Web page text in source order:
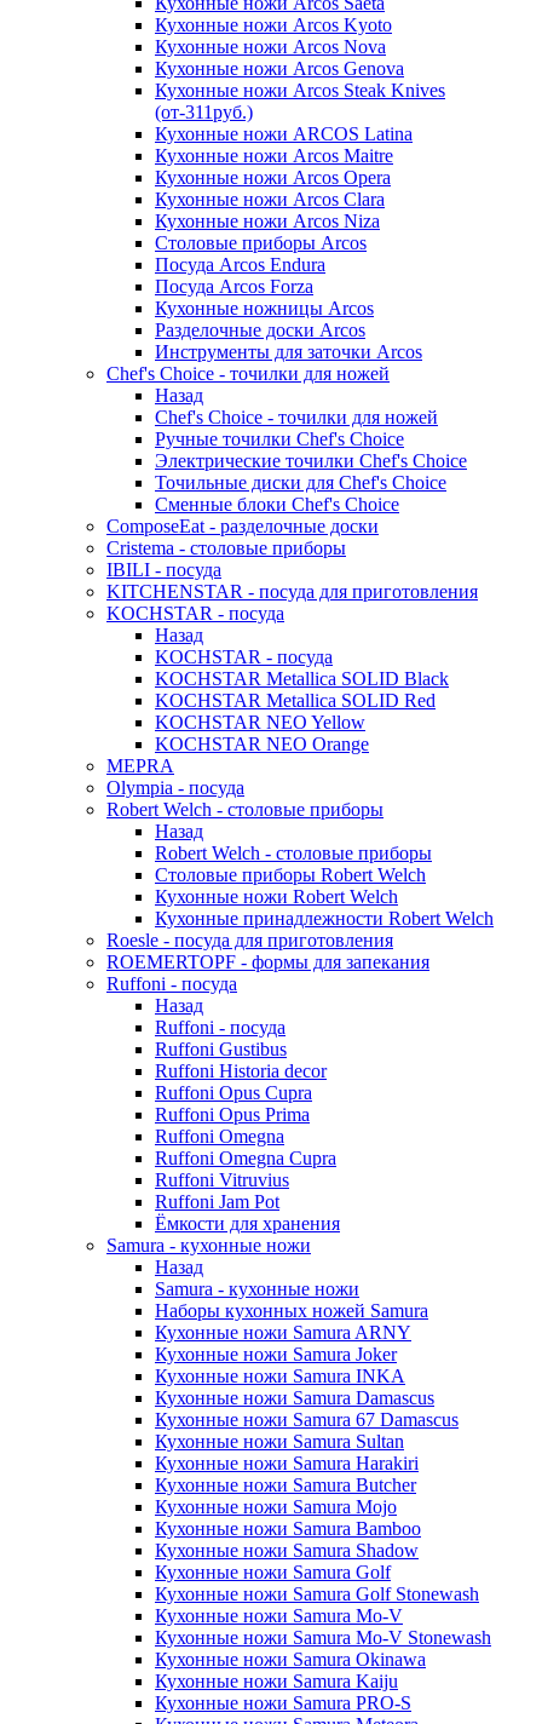
Кухонные ножи Arcos Kyoto
Кухонные ножи Arcos Nova
Кухонные ножи Arcos Genova
Кухонные ножи Arcos Steak Knives
(от-311руб.)
Кухонные ножи ARCOS Latina
Кухонные ножи Arcos Maitre
Кухонные ножи Arcos Opera
Кухонные ножи Arcos Clara
Кухонные ножи Arcos Niza
Столовые приборы Arcos
Посуда Arcos Endura
Посуда Arcos Forza
Кухонные ножницы Arcos
Разделочные доски Arcos
Инструменты для заточки Arcos
Chef's Choice - точилки для ножей
Назад
Chef's Choice - точилки для ножей
Ручные точилки Chef's Choice
Электрические точилки Chef's Choice
Точильные диски для Chef's Choice
Сменные блоки Chef's Choice
ComposeEat - разделочные доски
Cristema - столовые приборы
IBILI - посуда
KITCHENSTAR - посуда для приготовления
KOCHSTAR - посуда
Назад
KOCHSTAR - посуда
KOCHSTAR Metallica SOLID Black
KOCHSTAR Metallica SOLID Red
KOCHSTAR NEO Yellow
KOCHSTAR NEO Orange
MEPRA
Olympia - посуда
Robert Welch - столовые приборы
Назад
Robert Welch - столовые приборы
Столовые приборы Robert Welch
Кухонные ножи Robert Welch
Кухонные принадлежности Robert Welch
Roesle - посуда для приготовления
ROEMERTOPF - формы для запекания
Ruffoni - посуда
Назад
Ruffoni - посуда
Ruffoni Gustibus
Ruffoni Historia decor
Ruffoni Opus Cupra
Ruffoni Opus Prima
Ruffoni Omegna
Ruffoni Omegna Cupra
Ruffoni Vitruvius
Ruffoni Jam Pot
Ёмкости для хранения
Samura - кухонные ножи
Назад
Samura - кухонные ножи
Наборы кухонных ножей Samura
Кухонные ножи Samura ARNY
Кухонные ножи Samura Joker
Кухонные ножи Samura INKA
Кухонные ножи Samura Damascus
Кухонные ножи Samura 67 Damascus
Кухонные ножи Samura Sultan
Кухонные ножи Samura Harakiri
Кухонные ножи Samura Butcher
Кухонные ножи Samura Mojo
Кухонные ножи Samura Bamboo
Кухонные ножи Samura Shadow
Кухонные ножи Samura Golf
Кухонные ножи Samura Golf Stonewash
Кухонные ножи Samura Mo-V
Кухонные ножи Samura Mo-V Stonewash
Кухонные ножи Samura Okinawa
Кухонные ножи Samura Kaiju
Кухонные ножи Samura PRO-S